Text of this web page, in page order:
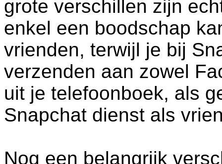
grote verschillen zijn
enkel een boodschap
vrienden, terwijl je bij
verzenden aan zowel
uit je telefoonboek, als
Snapchat dienst als
Nog een belangrijk